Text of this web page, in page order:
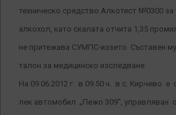
техническо средство Алкотест №0300 за
алкохол, като скалата отчита 1,35
не притежава СУМПС-иззето. Съставен
талон за медицинско изследване.
На 09.06.2012 г. в 09.50 ч. в с. Кирчево
лек автомобил „Пежо 309“, управляван